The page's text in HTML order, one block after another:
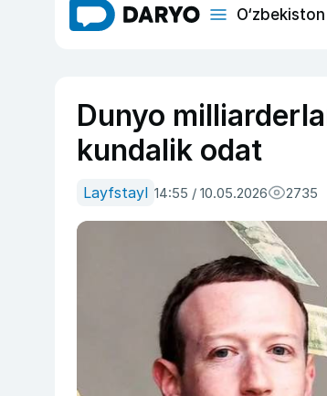
O‘zbekiston
Dunyo
kundalik odat
Layfstayl 14:55 / 10.05.2026 2735